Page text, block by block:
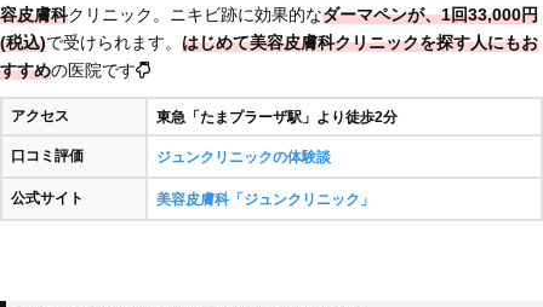
容皮膚科クリニック。ニキビ跡に効果的なダーマペンが、1回33,000円
(税込)で受けられます。 はじめて美容皮膚科クリニックを探す人にもお
すすめの医院です
アクセス 東急「たまプラーザ駅」より徒歩2分
口コミ評価 ジュンクリニックの体験談
公式サイト 美容皮膚科「ジュンクリニック」